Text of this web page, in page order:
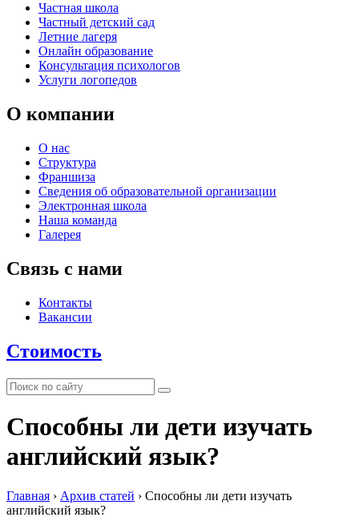
Частная школа
Частный детский сад
Летние лагеря
Онлайн образование
Консультация психологов
Услуги логопедов
О компании
О нас
Структура
Франшиза
Сведения об образовательной организации
Электронная школа
Наша команда
Галерея
Связь с нами
Контакты
Вакансии
Стоимость
Способны ли дети изучать
английский язык?
Главная › Архив статей › Способны ли дети изучать
английский язык?